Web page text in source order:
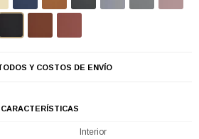
Y COSTOS DE ENVÍO
CARACTERÍSTICAS
Interior